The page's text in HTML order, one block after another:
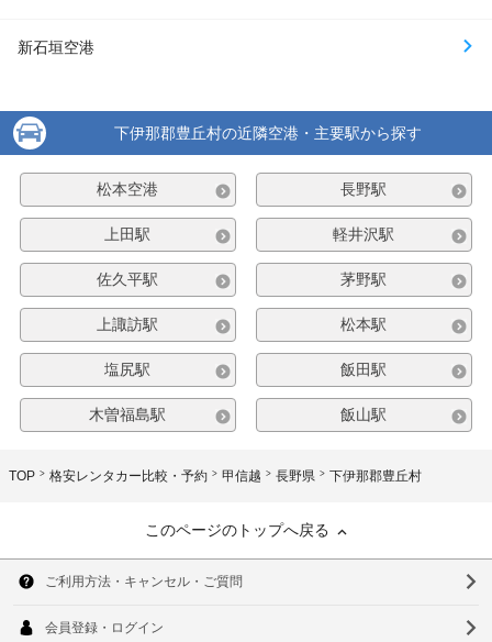
新石垣空港
下伊那郡豊丘村の近隣空港・主要駅から探す
松本空港 長野駅
上田駅 軽井沢駅
佐久平駅 茅野駅
上諏訪駅 松本駅
塩尻駅 飯田駅
木曽福島駅 飯山駅
TOP 格安レンタカー比較・予約 甲信越 長野県 下伊那郡豊丘村
このページのトップへ戻る